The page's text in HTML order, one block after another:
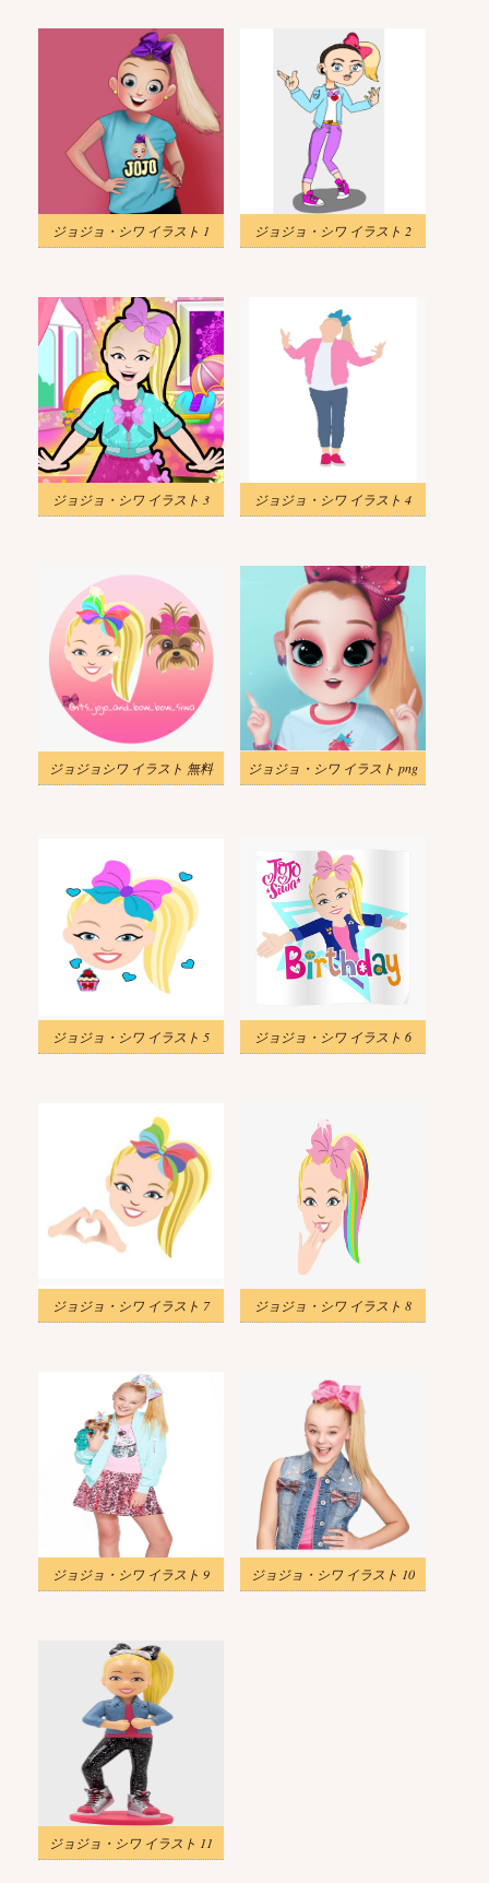
ジョジョ・シワ イラスト 1 ジョジョ・シワ イラスト 2
ジョジョ・シワ イラスト 3 ジョジョ・シワ イラスト 4
ジョジョシワ イラスト 無料 ジョジョ・シワ イラスト png
ジョジョ・シワ イラスト 5 ジョジョ・シワ イラスト 6
ジョジョ・シワ イラスト 7 ジョジョ・シワ イラスト 8
ジョジョ・シワ イラスト 9 ジョジョ・シワ イラスト 10
ジョジョ・シワ イラスト 11